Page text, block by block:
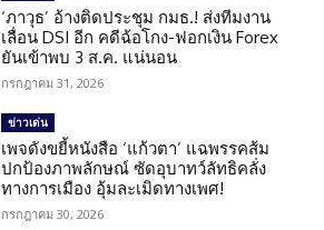
‘ภาวุธ’ อ้างติดประชุม กมธ.! ส่งทีมงาน
เลื่อน DSI อีก คดีฉ้อโกง-ฟอกเงิน Forex
ยันเข้าพบ 3 ส.ค. แน่นอน
กรกฎาคม 31, 2026
ข่าวเด่น
เพจดังขยี้หนังสือ ‘แก้วตา’ แฉพรรคส้ม
ปกป้องภาพลักษณ์ ซัดอุบาทว์ลัทธิคลั่ง
ทางการเมือง อุ้มละเมิดทางเพศ!
กรกฎาคม 30, 2026